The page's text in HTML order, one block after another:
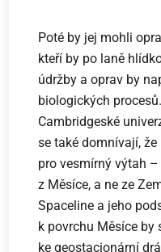
Poté by jej mohli
kteří by po laně
údržby a oprav by
biologických
Cambridgeské
se také domnívají,
pro vesmírný výtah
z Měsíce, a ne ze
Spaceline a jeho
k povrchu Měsíce by
ke geostacionární